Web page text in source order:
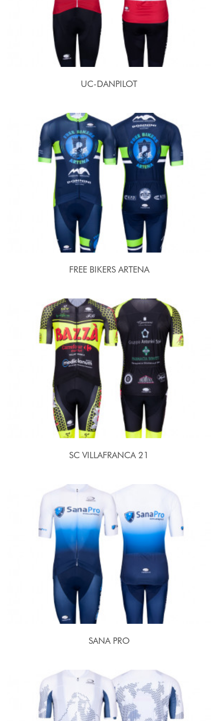
UC-DANPILOT
FREE BIKERS ARTENA
SC VILLAFRANCA 21
SANA PRO